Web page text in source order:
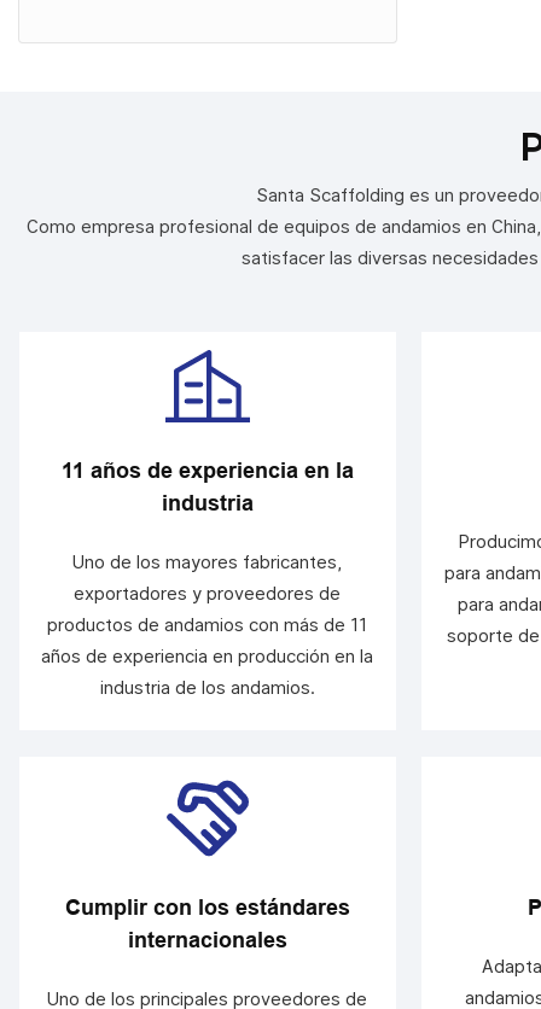
Santa Scaffolding es un
Como empresa profesional de equipos de andamios en
satisfacer las diversas
11 años de experiencia en la
industria
Uno de los mayores fabricantes,
exportadores y proveedores de
productos de andamios con más de 11
años de experiencia en producción en la
industria de los andamios.
para
para
soporte de
Cumplir con los estándares
internacionales
Uno de los principales proveedores de